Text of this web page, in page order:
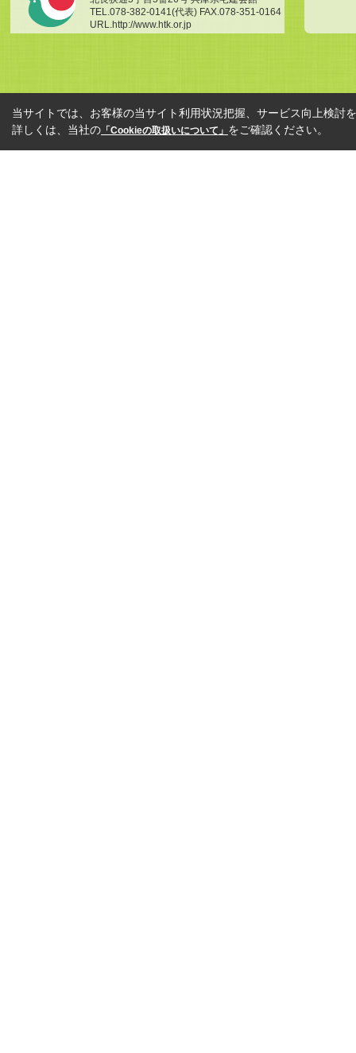
TEL.078-382-0141(代表) FAX.078-351-0164
URL.http://www.htk.or.jp
当サイトでは、お客様の当サイト利用状況把握、サービス向上検討
詳しくは、当社の 「Cookieの取扱いについて」 をご確認ください。